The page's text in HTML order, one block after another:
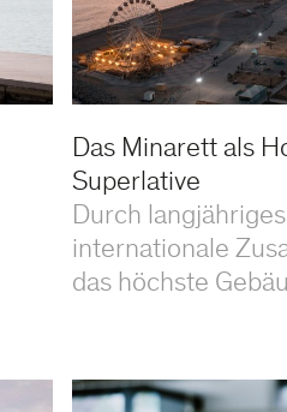
Das Minarett als
Superlative
Durch
internationale
das höchste